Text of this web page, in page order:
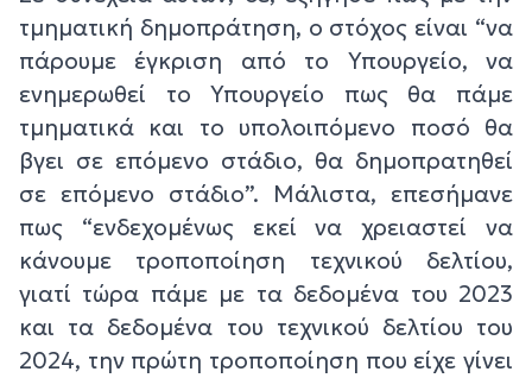
τμηματική δημοπράτηση, ο στόχος είναι “να
πάρουμε έγκριση από το Υπουργείο, να
ενημερωθεί το Υπουργείο πως θα πάμε
τμηματικά και το υπολοιπόμενο ποσό θα
βγει σε επόμενο στάδιο, θα δημοπρατηθεί
σε επόμενο στάδιο”. Μάλιστα, επεσήμανε
πως “ενδεχομένως εκεί να χρειαστεί να
κάνουμε τροποποίηση τεχνικού δελτίου,
γιατί τώρα πάμε με τα δεδομένα του 2023
και τα δεδομένα του τεχνικού δελτίου του
2024, την πρώτη τροποποίηση που είχε γίνει